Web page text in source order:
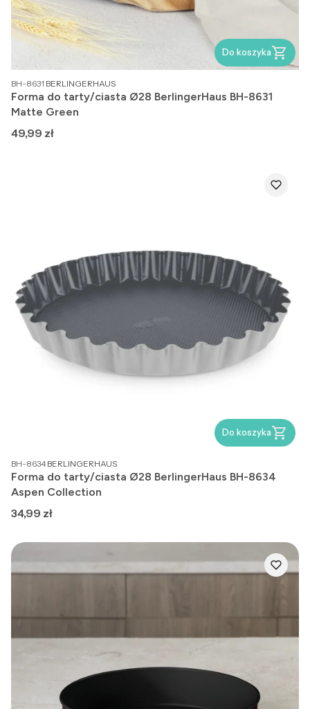
Do koszyka
BH-8631 PRODUCENT
BERLINGERHAUS
Forma do tarty/ciasta Ø28 BerlingerHaus BH-8631
Matte Green
Cena
49,99 zł
Do koszyka
BH-8634 PRODUCENT
BERLINGERHAUS
Forma do tarty/ciasta Ø28 BerlingerHaus BH-8634
Aspen Collection
Cena
34,99 zł